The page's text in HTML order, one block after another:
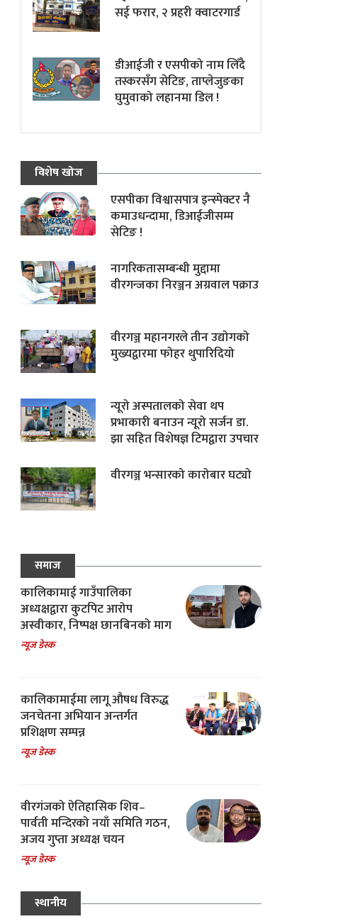
सई फरार, २ प्रहरी क्वाटरगार्ड
डीआईजी र एसपीको नाम लिँदै
तस्करसँग सेटिङ, ताप्लेजुङका
घुमुवाको लहानमा डिल !
विशेष खोज
एसपीका विश्वासपात्र इन्स्पेक्टर नै
कमाउधन्दामा, डिआईजीसम्म
सेटिङ !
नागरिकतासम्बन्धी मुद्दामा
वीरगन्जका निरञ्जन अग्रवाल पक्राउ
वीरगञ्ज महानगरले तीन उद्योगको
मुख्यद्वारमा फोहर थुपारिदियो
न्यूरो अस्पतालको सेवा थप
प्रभाकारी बनाउन न्यूरो सर्जन डा.
झा सहित विशेषज्ञ टिमद्वारा उपचार
वीरगञ्ज भन्सारको कारोबार घट्यो
समाज
कालिकामाई गाउँपालिका
अध्यक्षद्वारा कुटपिट आरोप
अस्वीकार, निष्पक्ष छानबिनको माग
न्यूज डेस्क
कालिकामाईमा लागू औषध विरुद्ध
जनचेतना अभियान अन्तर्गत
प्रशिक्षण सम्पन्न
न्यूज डेस्क
वीरगंजको ऐतिहासिक शिव–
पार्वती मन्दिरको नयाँ समिति गठन,
अजय गुप्ता अध्यक्ष चयन
न्यूज डेस्क
स्थानीय